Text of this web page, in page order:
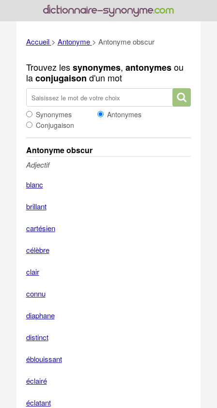
Accueil > Antonyme > Antonyme obscur
Trouvez lessynonymes, antonymesou
laconjugaison d'un mot
Synonymes
Antonymes
Conjugaison
Antonyme obscur
Adjectif
blanc
brillant
cartésien
célèbre
clair
connu
diaphane
distinct
éblouissant
éclairé
éclatant